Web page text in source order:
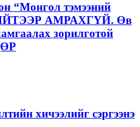
“Монгол тэмээний
АМРАХГҮЙ. Өв
зорилготой
хичээлийг сэргээнэ